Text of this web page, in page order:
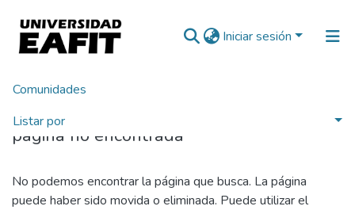
Iniciar sesión
Comunidades
Listar por
404
página no encontrada
No podemos encontrar la página que busca. La página
puede haber sido movida o eliminada. Puede utilizar el